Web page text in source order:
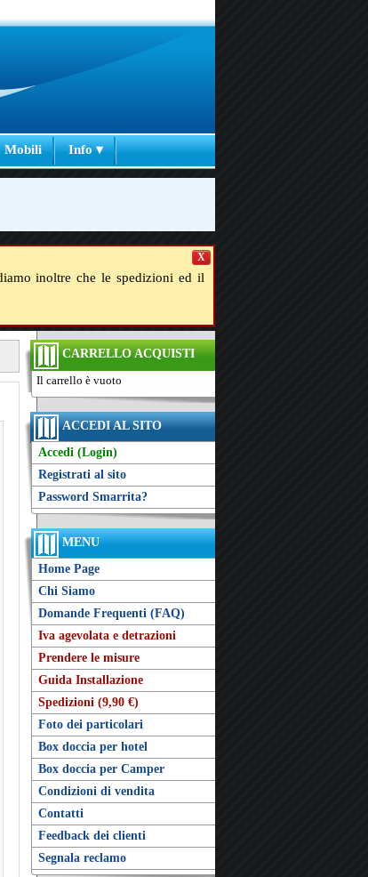
Mobili Info ▾
inoltre che le spedizioni ed il
X
CARRELLO ACQUISTI
Il carrello è vuoto
ACCEDI AL SITO
Accedi (Login)
Registrati al sito
Password Smarrita?
MENU
Home Page
Chi Siamo
Domande Frequenti (FAQ)
Iva agevolata e detrazioni
Prendere le misure
Guida Installazione
Spedizioni (9,90 €)
Foto dei particolari
Box doccia per hotel
Box doccia per Camper
Condizioni di vendita
Contatti
Feedback dei clienti
Segnala reclamo